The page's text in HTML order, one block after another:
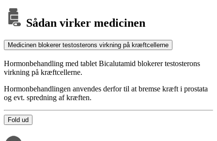
Sådan virker medicinen
Medicinen blokerer testosterons virkning på kræftcellerne
Hormonbehandling med tablet Bicalutamid blokerer testosterons
virkning på kræftcellerne.
Hormonbehandlingen anvendes derfor til at bremse kræft i prostata
og evt. spredning af kræften.
Fold ud